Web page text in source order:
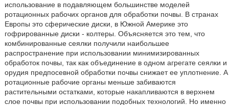
использование в подавляющем большинстве моделей
ротационных рабочих органов для обработки почвы. В странах
Европы это сферические диски, в Южной Америке это
гофрированные диски - колтеры. Объясняется это тем, что
комбинированные сеялки получили наибольшее
распространение при использовании минимизированных
обработок почвы, так как объединение в одном агрегате сеялки и
орудия предпосевной обработки почвы снижает ее уплотнение. А
ротационные рабочие органы меньше забиваются
растительными остатками, которые накапливаются в верхнем
слое почвы при использовании подобных технологий. Но именно